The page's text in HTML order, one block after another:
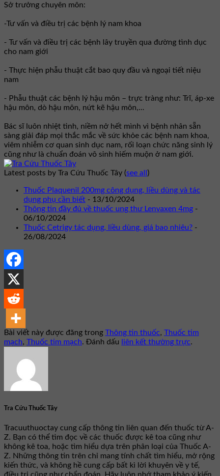
Sở trưởng chuyên môn:
-Tư vấn và điều trị các bệnh lý nam khoa
- Tư vấn và điều trị các bệnh lây truyền qua đường tình dục
cho nam giới
- Thực hiện phẫu thuật cắt bao quy đầu và ngoại tiết niệu
nam
- Phẫu thuật các bệnh lý hậu môn – trực tràng như: Trĩ, áp-xe
hậu môn, dò hậu môn, nứt kẽ hậu môn,...
Bác sĩ luôn nhiệt tình, niềm nở hết mình vì bệnh nhân sẵn
sàng giải đáp mọi thắc mắc về sức khỏe các bệnh nam khoa,
viêm nhiễm cơ quan sinh dục nam, rối loạn chức năng sinh lý
cũng như là chuẩn đoán vô sinh hiếm muộn ở nam giới.
Latest posts by Tra Cứu Thuốc Tây (see all )
Thuốc Plaquenil 200mg công dụng, liều dùng và tác
dụng phụ cần biết - 13/10/2024
Thông tin đầy đủ về thuốc ung thư Lenvaxen 4mg -
06/10/2024
Thuốc Cetrigy tác dụng, liều dùng, giá bao nhiêu? -
26/08/2024
Bài viết này được đăng trong Thông tin thuốc, Thuốc tim
mạch, Thuốc tim mạch. Đánh dấu liên kết thường trực.
Tra Cứu Thuốc Tây
Tracuuthuoctay cung cấp thông tin liên quan đến thuốc từ A-
Z. Bạn có thể tìm đọc về các thuốc được kê toa cũng như
không kê toa, hoặc tìm hiểu dựa trên phân loại của Thuốc A-
Z. Những thông tin trên chỉ mang tính chất tìm hiểu, mở rộng
kiến thức, và không hề cung cấp bất kì lời khuyên về y tế,